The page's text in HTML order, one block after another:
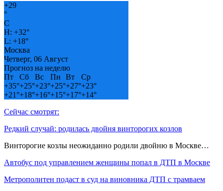
+29
°
C
H: +32°
L: +18°
Москва
Четверг, 06 Август
Прогноз на неделю
Пт
Сб Вс Пн Вт
Ср
+35°+25°+23°+25°+27°+23°
+21°+18°+16°+15°+17°+14°
Сейчас смотрят:
Редкий случай: родилась двойня винторогих козлов
Винторогие козлы неожиданно родили двойню в Москве…
Автобус под управлением женщины попал в ДТП в Москве
Метрополитен подаст в суд на виновника ДТП с трамваем